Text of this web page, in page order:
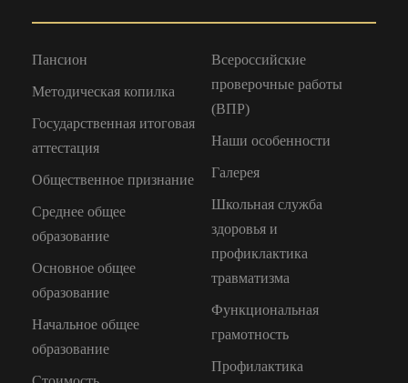
Пансион
Методическая копилка
Государственная итоговая
аттестация
Общественное признание
Среднее общее
образование
Основное общее
образование
Начальное общее
образование
Всероссийские
проверочные работы
(ВПР)
Наши особенности
Галерея
Школьная служба
здоровья и
профиклактика
травматизма
Функциональная
грамотность
Профилактика